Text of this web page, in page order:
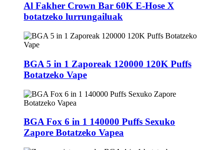
Al Fakher Crown Bar 60K E-Hose X
botatzeko lurrungailuak
BGA 5 in 1 Zaporeak 120000 120K Puffs
Botatzeko Vape
BGA Fox 6 in 1 140000 Puffs Sexuko
Zapore Botatzeko Vapea